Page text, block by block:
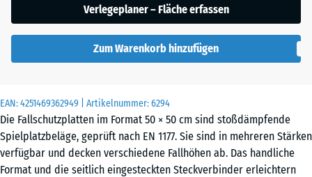
EAN:4251469362949 | Artikelnummer:6294
Die Fallschutzplatten im Format 50 × 50 cm sind stoßdämpfende
Spielplatzbeläge, geprüft nach EN 1177. Sie sind in mehreren Stärken
verfügbar und decken verschiedene Fallhöhen ab. Das handliche
Format und die seitlich eingesteckten Steckverbinder erleichtern
anders angegeben)
für die
Bedarfsberechnung
x
50
x
4,8
cm
Verlegeplaner – Fläche erfassen
Zum Warenkorb hinzufügen